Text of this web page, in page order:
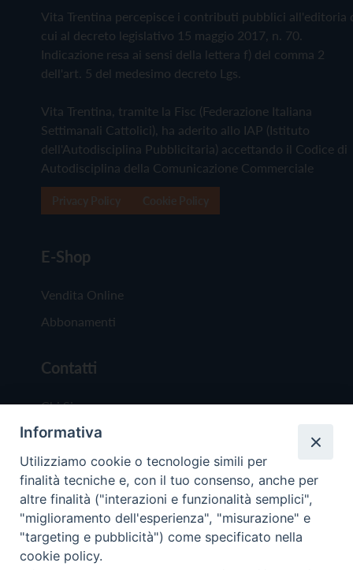
Vita Trentina percepisce i contributi pubblici all'editoria
cui al decreto legislativo 15 maggio 2017, n. 70.
Indicazione resa ai sensi della lettera f) del comma 2
dell'art. 5 del medesimo decreto Lgs.
Vita Trentina, tramite la Fisc (Federazione Italiana
Settimanali Cattolici), ha aderito allo IAP (Istituto
dell'Autodisciplina Pubblicitaria) accettando il Codice di
Autodisciplina della Comunicazione Commerciale
E-Shop
Vendita Online
Abbonamenti
Contatti
Chi Siamo
Redazione
Scrivici
Copyright © 2019 - Tutti i diritti riservati - Vita
Informativa
Utilizziamo cookie o tecnologie simili per
finalità tecniche e, con il tuo consenso, anche per
altre finalità ("interazioni e funzionalità semplici",
"miglioramento dell'esperienza", "misurazione" e
"targeting e pubblicità") come specificato nella
cookie policy.